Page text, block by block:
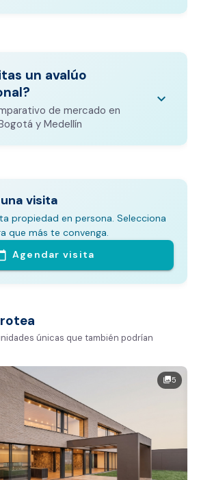
notariales incluyen
legales que varían según el
DE GASTOS NOTARIALES
un avalúo
de mercado en
y Medellín
keyboard_arrow_down
avalúa con este Análisis
Mercado (inicialmente
reales:
de venta en la zona
de arriendo en el sector
clientes de Dorotea:
AVALÚO AHORA
visita
propiedad en persona. Selecciona
que más te convenga.
Agendar visita
únicas que también podrían
photo_library5